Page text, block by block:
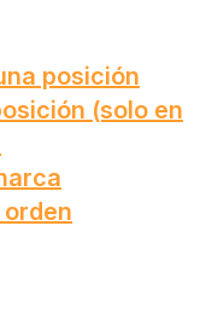
posición
(solo en